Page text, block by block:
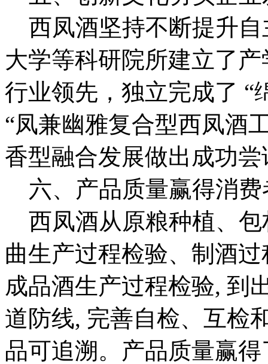
西凤酒坚持不断提升自
大学等科研院所建立了
行业领先，独立完成了 “
“凤兼幽雅复合型西凤酒
香型融合发展做出成功尝
六、产品质量赢得消费
西凤酒从原粮种植、包
曲生产过程检验、制酒
成品酒生产过程检验, 到
道防线, 完善自检、互检
品可追溯。产品质量赢